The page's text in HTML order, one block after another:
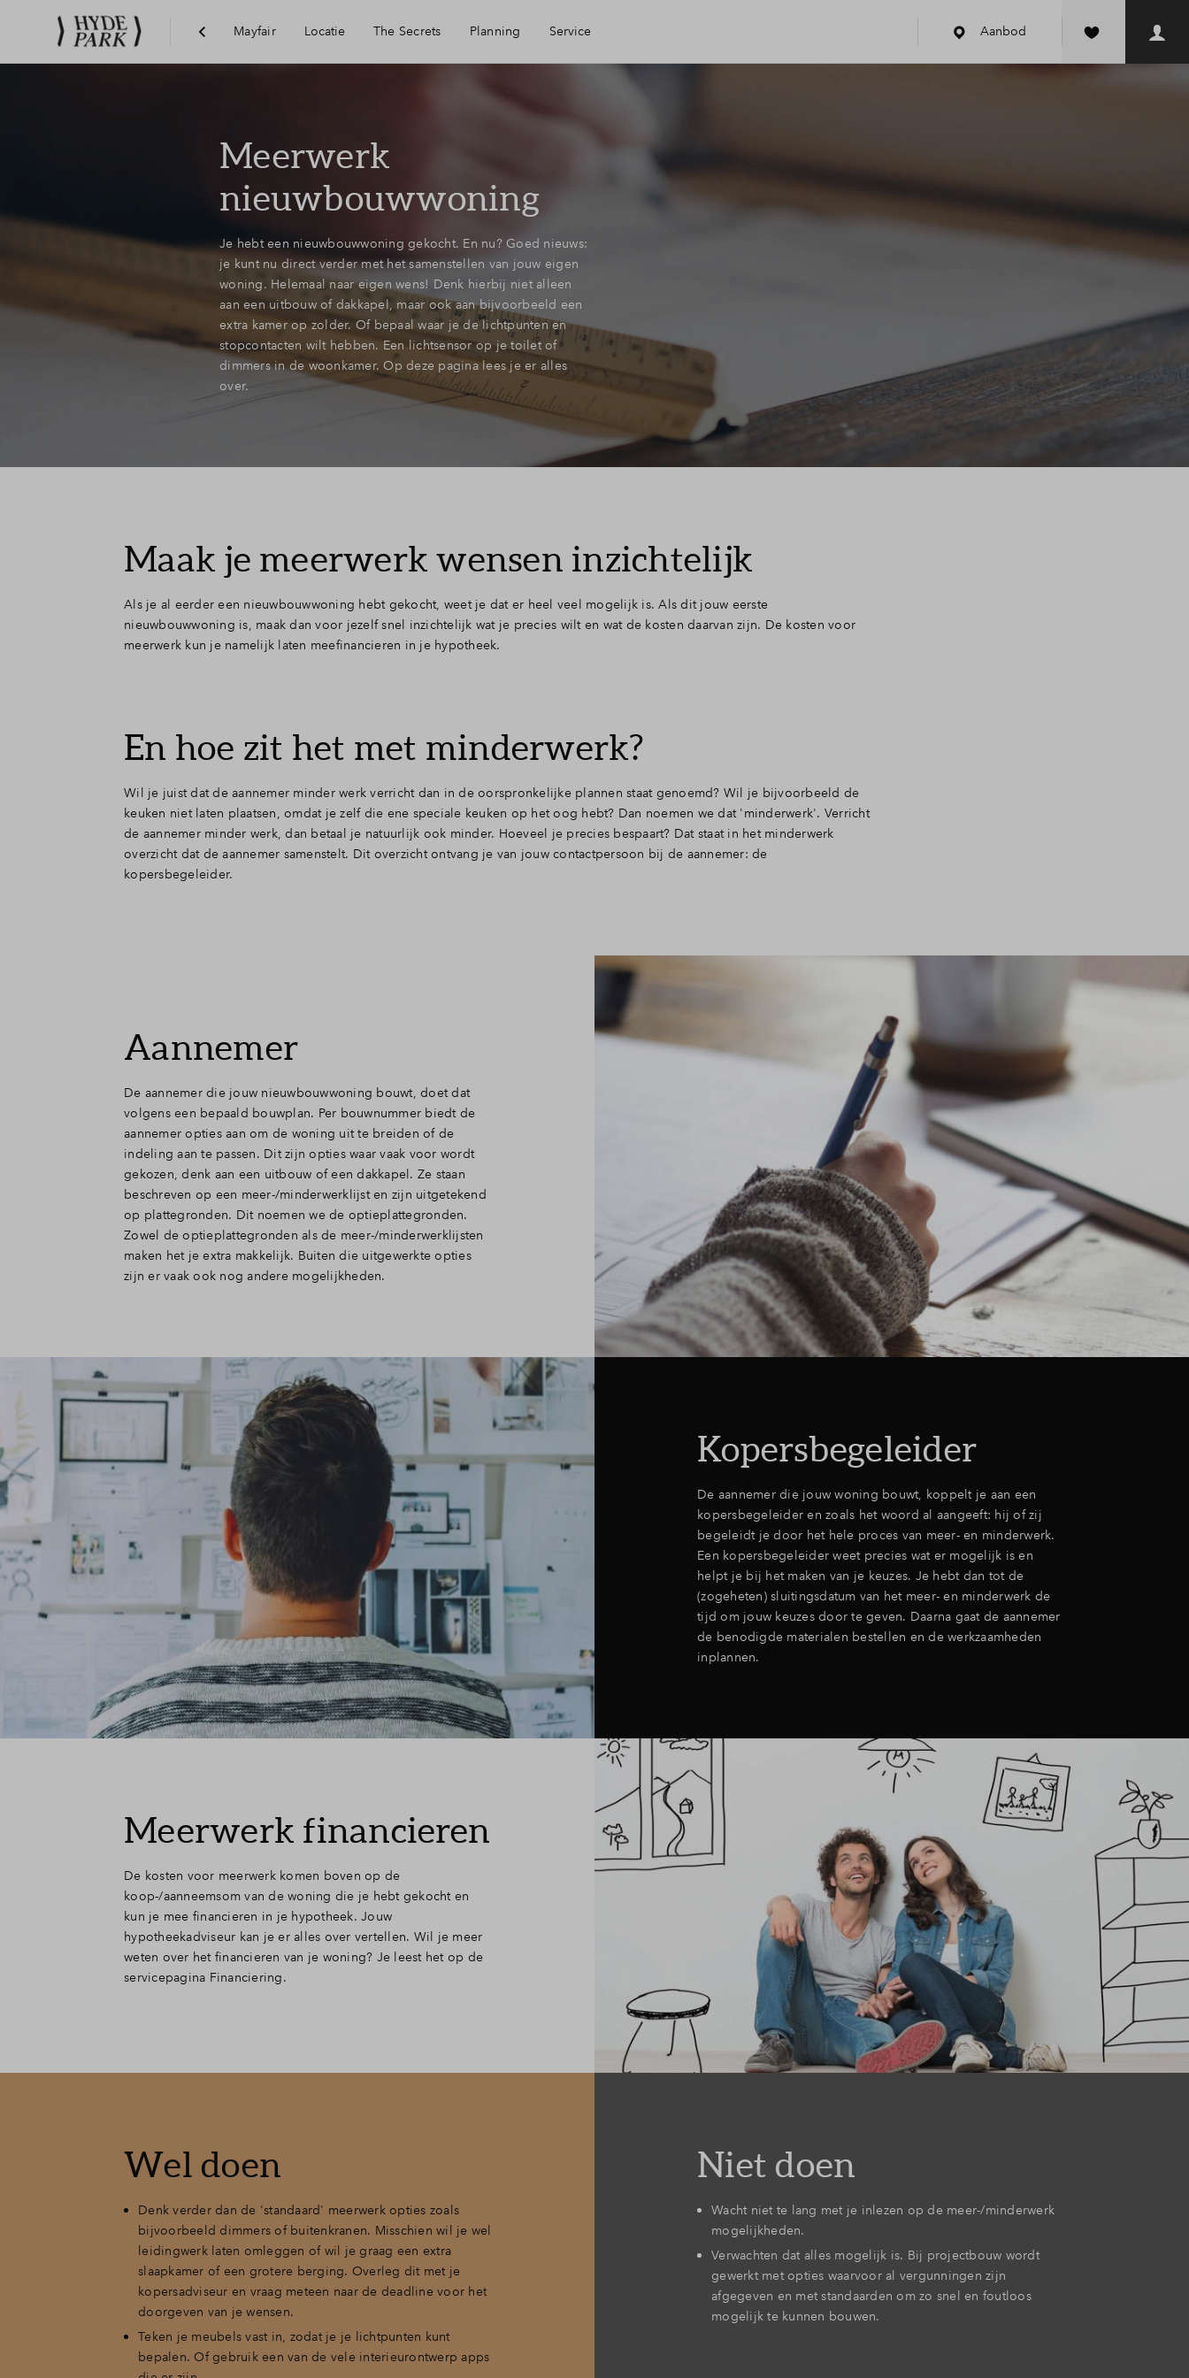
Mayfair Locatie
Bereikbaarheid
Hoofddorp
The Secrets Planning Service
Financiering
Toewijzing
Woning kopen
Leeswijzer
Veelgestelde vragen
Aanbod
Meerwerk
nieuwbouwwoning
Je hebt een nieuwbouwwoning gekocht. En nu? Goed nieuws:
je kunt nu direct verder met het samenstellen van jouw eigen
woning. Helemaal naar eigen wens! Denk hierbij niet alleen
aan een uitbouw of dakkapel, maar ook aan bijvoorbeeld een
extra kamer op zolder. Of bepaal waar je de lichtpunten en
stopcontacten wilt hebben. Een lichtsensor op je toilet of
dimmers in de woonkamer. Op deze pagina lees je er alles
over.
Maak je meerwerk wensen inzichtelijk
Als je al eerder een nieuwbouwwoning hebt gekocht, weet je dat er heel veel mogelijk is. Als dit jouw eerste
nieuwbouwwoning is, maak dan voor jezelf snel inzichtelijk wat je precies wilt en wat de kosten daarvan zijn. De kosten voor
meerwerk kun je namelijk laten meefinancieren in je hypotheek.
En hoe zit het met minderwerk?
Wil je juist dat de aannemer minder werk verricht dan in de oorspronkelijke plannen staat genoemd? Wil je bijvoorbeeld de
keuken niet laten plaatsen, omdat je zelf die ene speciale keuken op het oog hebt? Dan noemen we dat 'minderwerk'. Verricht
de aannemer minder werk, dan betaal je natuurlijk ook minder. Hoeveel je precies bespaart? Dat staat in het minderwerk
overzicht dat de aannemer samenstelt. Dit overzicht ontvang je van jouw contactpersoon bij de aannemer: de
kopersbegeleider.
Aannemer
De aannemer die jouw nieuwbouwwoning bouwt, doet dat
volgens een bepaald bouwplan. Per bouwnummer biedt de
aannemer opties aan om de woning uit te breiden of de
indeling aan te passen. Dit zijn opties waar vaak voor wordt
gekozen, denk aan een uitbouw of een dakkapel. Ze staan
beschreven op een meer-/minderwerklijst en zijn uitgetekend
op plattegronden. Dit noemen we de optieplattegronden.
Zowel de optieplattegronden als de meer-/minderwerklijsten
maken het je extra makkelijk. Buiten die uitgewerkte opties
zijn er vaak ook nog andere mogelijkheden.
Kopersbegeleider
De aannemer die jouw woning bouwt, koppelt je aan een
kopersbegeleider en zoals het woord al aangeeft: hij of zij
begeleidt je door het hele proces van meer- en minderwerk.
Een kopersbegeleider weet precies wat er mogelijk is en
helpt je bij het maken van je keuzes. Je hebt dan tot de
(zogeheten) sluitingsdatum van het meer- en minderwerk de
tijd om jouw keuzes door te geven. Daarna gaat de aannemer
de benodigde materialen bestellen en de werkzaamheden
inplannen.
Meerwerk financieren
De kosten voor meerwerk komen boven op de
koop-/aanneemsom van de woning die je hebt gekocht en
kun je mee financieren in je hypotheek. Jouw
hypotheekadviseur kan je er alles over vertellen. Wil je meer
weten over het financieren van je woning? Je leest het op de
servicepagina Financiering.
Wel doen
Denk verder dan de 'standaard' meerwerk opties zoals
bijvoorbeeld dimmers of buitenkranen. Misschien wil je wel
leidingwerk laten omleggen of wil je graag een extra
slaapkamer of een grotere berging. Overleg dit met je
kopersadviseur en vraag meteen naar de deadline voor het
doorgeven van je wensen.
Teken je meubels vast in, zodat je je lichtpunten kunt
bepalen. Of gebruik een van de vele interieurontwerp apps
Niet doen
Wacht niet te lang met je inlezen op de meer-/minderwerk
mogelijkheden.
Verwachten dat alles mogelijk is. Bij projectbouw wordt
gewerkt met opties waarvoor al vergunningen zijn
afgegeven en met standaarden om zo snel en foutloos
mogelijk te kunnen bouwen.